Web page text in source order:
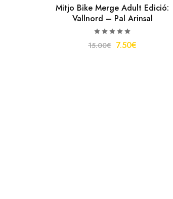
Mitjo Bike Merge Adult Edició:
Vallnord – Pal Arinsal
15.00€ 7.50€